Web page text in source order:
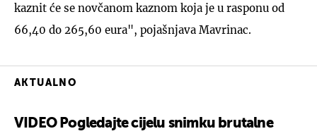
kaznit će se novčanom kaznom koja je u rasponu od
66,40 do 265,60 eura", pojašnjava Mavrinac.
AKTUALNO
VIDEO Pogledajte cijelu snimku brutalne